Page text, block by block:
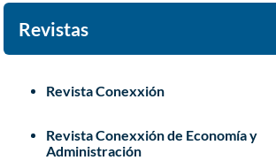
Revistas
Revista Conexxión
Revista Conexxión de Economía y
Administración